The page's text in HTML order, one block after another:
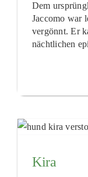
Dem
Jaccomo war
vergönnt. Er
nächtlichen
Kira